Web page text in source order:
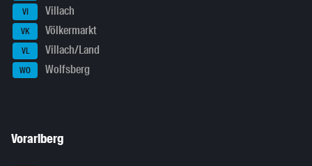
VI Villach
VK Völkermarkt
VL Villach/Land
WO Wolfsberg
Vorarlberg